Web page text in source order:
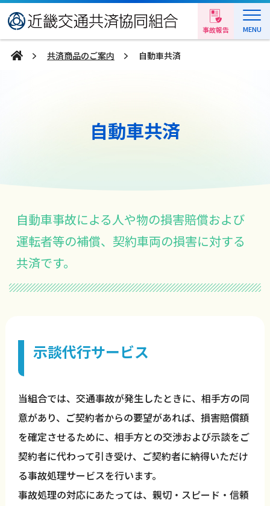
事故報告 MENU
共済商品のご案内 自動車共済
自動車共済
自動車事故による人や物の損害賠償および
運転者等の補償、契約車両の損害に対する
共済です。
示談代行サービス
当組合では、交通事故が発生したときに、相手方の同
意があり、ご契約者からの要望があれば、損害賠償額
を確定させるために、相手方との交渉および示談をご
契約者に代わって引き受け、ご契約者に納得いただけ
る事故処理サービスを行います。
事故処理の対応にあたっては、親切・スピード・信頼